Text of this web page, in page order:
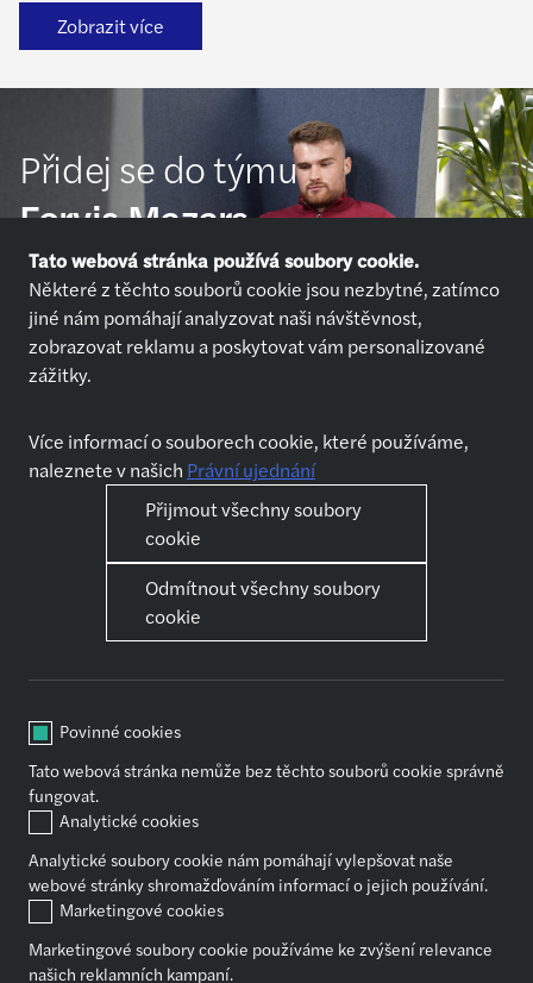
Zobrazit více
Přidej se do týmu
Forvis Mazars
Přihlásit se
Chci pracovat
Jak se připravit na pohovor
Kdo jsme
Jak se připravit na pohovor
Audit
Daňové poradenství
Outsourcing
Transakční poradenství
Znalectví
Mzdové účetnictví
První kroky
Práce a volný čas
Sdílet
Tato webová stránka používá soubory cookie.
Některé z těchto souborů cookie jsou nezbytné, zatímco
jiné nám pomáhají analyzovat naši návštěvnost,
zobrazovat reklamu a poskytovat vám personalizované
zážitky.
Více informací o souborech cookie, které používáme,
naleznete v našich Právní ujednání
Přijmout všechny soubory
cookie
Odmítnout všechny soubory
cookie
Povinné cookies
Tato webová stránka nemůže bez těchto souborů cookie správně
fungovat.
Analytické cookies
Analytické soubory cookie nám pomáhají vylepšovat naše
webové stránky shromažďováním informací o jejich používání.
Marketingové cookies
Marketingové soubory cookie používáme ke zvýšení relevance
našich reklamních kampaní.